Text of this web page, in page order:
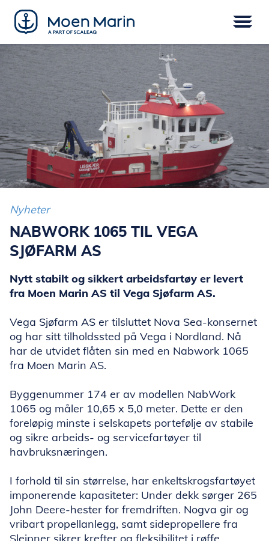
Skip
content
FARTØY EPOWER
UTSTYR
SERVICE
DIGITAL FINANSIERING
Nyheter
NABWORK 1065 TIL VEGA
SJØFARM AS
Nytt stabilt og sikkert arbeidsfartøy er levert
fra Moen Marin AS til Vega Sjøfarm AS.
Vega Sjøfarm AS er tilsluttet Nova Sea-konsernet
og har sitt tilholdssted på Vega i Nordland. Nå
har de utvidet flåten sin med en Nabwork 1065
fra Moen Marin AS.
Byggenummer 174 er av modellen NabWork
1065 og måler 10,65 x 5,0 meter. Dette er den
foreløpig minste i selskapets portefølje av stabile
og sikre arbeids- og servicefartøyer til
havbruksnæringen.
I forhold til sin størrelse, har enkeltskrogsfartøyet
imponerende kapasiteter: Under dekk sørger 265
John Deere-hester for fremdriften. Nogva gir og
vribart propellanlegg, samt sidepropellere fra